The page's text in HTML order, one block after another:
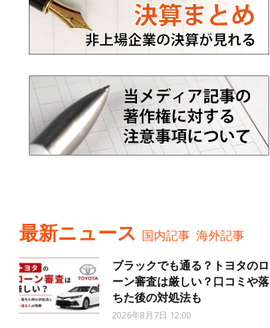
最新ニュース 国内記事 海外記事
ブラックでも通る？トヨタのロ
ーン審査は厳しい？口コミや落
ちた後の対処法も
2026年8月7日 12:00